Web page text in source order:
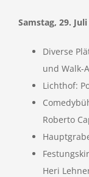
Samstag, 29.
Diverse
und Walk-
Lichthof:
Roberto
Heri